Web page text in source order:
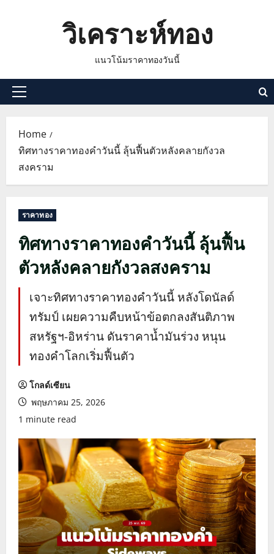
วิเคราะห์ทอง
แนวโน้มราคาทองวันนี้
Primary
Home
ทิศทางราคาทองคำวันนี้ ลุ้นฟื้นตัวหลังคลายกังวล
สงคราม
ราคาทอง
ทิศทางราคาทองคำวันนี้ ลุ้นฟื้น
ตัวหลังคลายกังวลสงคราม
เจาะทิศทางราคาทองคำวันนี้ หลังโดนัลด์
ทรัมป์ เผยความคืบหน้าข้อตกลงสันติภาพ
สหรัฐฯ-อิหร่าน ดันราคาน้ำมันร่วง หนุน
ทองคำโลกเริ่มฟื้นตัว
โกลด์เซียน
พฤษภาคม 25, 2026
1 minute read